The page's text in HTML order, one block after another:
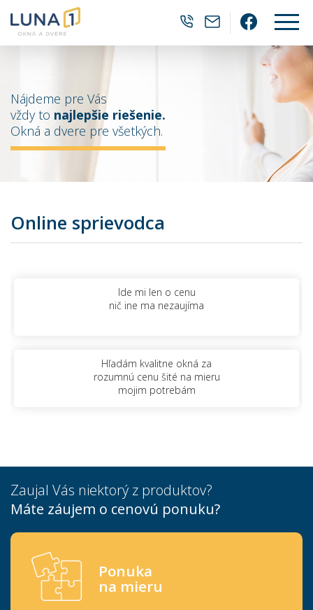
0905 382 202
Nájdeme pre Vás
vždy to najlepšie riešenie.
Okná a dvere pre všetkých.
Online sprievodca
Ide mi len o cenu
nič ine ma nezaujíma
Hľadám kvalitne okná za
rozumnú cenu šité na mieru
mojim potrebám
Zaujal Vás niektorý z produktov?
Máte záujem o cenovú ponuku?
Ponuka
na mieru